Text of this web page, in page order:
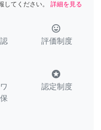
してください。
詳細を見る
tag_faces
評価制度
stars
認定制度